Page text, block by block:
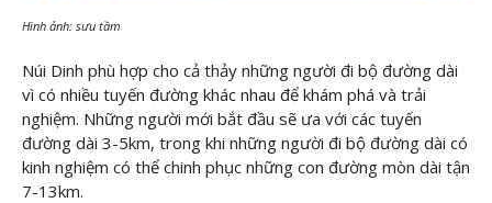
Hình ảnh: sưu tầm
Núi Dinh phù hợp cho cả thảy những người đi bộ đường dài
vì có nhiều tuyến đường khác nhau để khám phá và trải
nghiệm. Những người mới bắt đầu sẽ ưa với các tuyến
đường dài 3-5km, trong khi những người đi bộ đường dài có
kinh nghiệm có thể chinh phục những con đường mòn dài tận
7-13km.